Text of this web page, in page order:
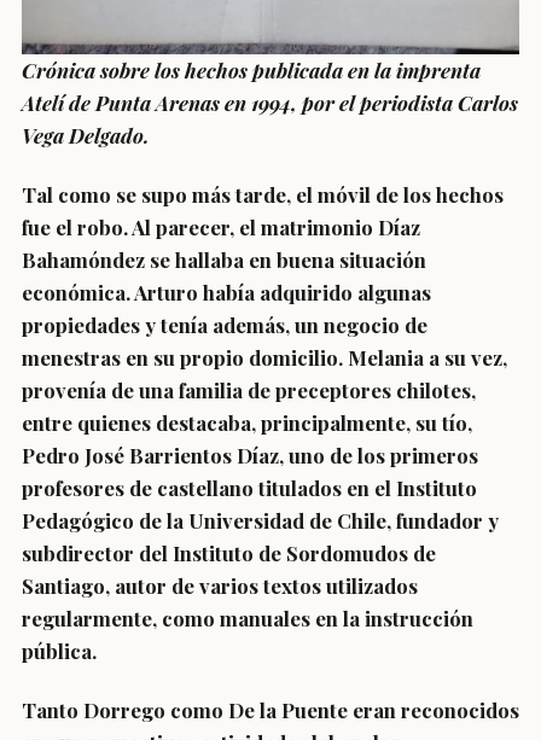
Crónica sobre los hechos publicada en la imprenta
Atelí de Punta Arenas en 1994, por el periodista Carlos
Vega Delgado.
Tal como se supo más tarde, el móvil de los hechos
fue el robo. Al parecer, el matrimonio Díaz
Bahamóndez se hallaba en buena situación
económica. Arturo había adquirido algunas
propiedades y tenía además, un negocio de
menestras en su propio domicilio. Melania a su vez,
provenía de una familia de preceptores chilotes,
entre quienes destacaba, principalmente, su tío,
Pedro José Barrientos Díaz, uno de los primeros
profesores de castellano titulados en el Instituto
Pedagógico de la Universidad de Chile, fundador y
subdirector del Instituto de Sordomudos de
Santiago, autor de varios textos utilizados
regularmente, como manuales en la instrucción
pública.
Tanto Dorrego como De la Puente eran reconocidos